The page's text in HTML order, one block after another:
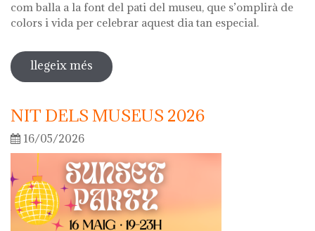
com balla a la font del pati del museu, que s’omplirà de
colors i vida per celebrar aquest dia tan especial.
llegeix més sobre diada de la flor
NIT DELS MUSEUS 2026
16/05/2026